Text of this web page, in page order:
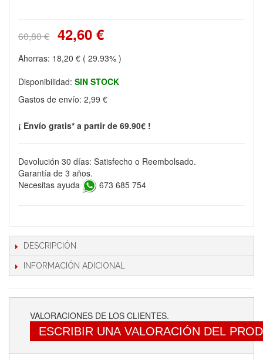
60,80 € 42,60 €
Ahorras: 18,20 € ( 29.93% )
Disponibilidad: SIN STOCK
Gastos de envío: 2,99 €
¡ Envío gratis* a partir de 69.90€ !
Devolución 30 días: Satisfecho o Reembolsado.
Garantía de 3 años.
Necesitas ayuda
673 685 754
DESCRIPCIÓN
INFORMACIÓN ADICIONAL
VALORACIONES DE LOS CLIENTES.
ESCRIBIR UNA VALORACIÓN DEL